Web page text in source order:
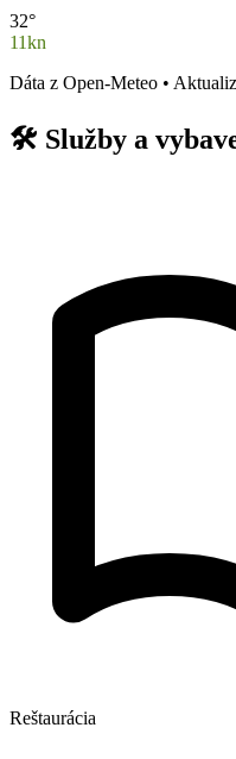
32°
11kn
Dáta z Open-Meteo •
🛠️ Služby a
Reštaurácia